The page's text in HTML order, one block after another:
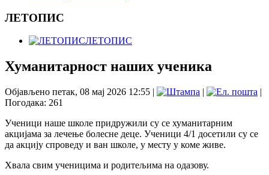
ЛЕТОПИС
ЛЕТОПИС
Хуманитарност наших ученика
Објављено петак, 08 мај 2026 12:55 | |
|
Погодака: 261
Ученици наше школе придружили су се хуманитарним
акцијама за лечење болесне деце. Ученици 4/1 досетили су се
да акцију спроведу и ван школе, у месту у коме живе.
Хвала свим ученицима и родитељима на одазову.